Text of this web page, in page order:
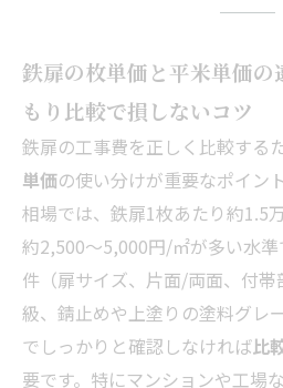
鉄扉の枚単価と平米単価
もり比較で損しないコツ
鉄扉の工事費を正しく比較する
単価の使い分けが重要なポイン
相場では、鉄扉1枚あたり約1.5
約2,500～5,000円/㎡が多い水
件（扉サイズ、片面/両面、付
級、錆止めや上塗りの塗料グレ
でしっかりと確認しなければ比
要です。特にマンションや工場